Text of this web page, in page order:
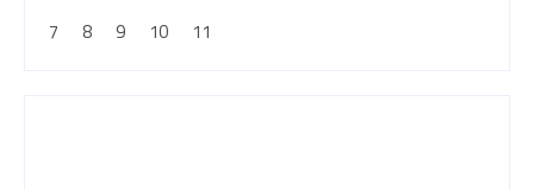
7
8 9 10 11